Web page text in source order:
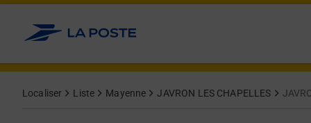
Allez au contenu
Localiser Liste Mayenne JAVRON LES CHAPELLES
Day of the WeekHours
Get directions to La Poste at 26 GRANDE RUE JAVRON LES
lien s'ouvre dans un nouvel onglet